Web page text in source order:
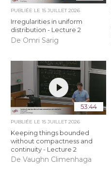
PUBLIÉE LE15 JUILLET 2026
Irregularities in uniform
distribution - Lecture 2
De Omri Sarig
53:44
PUBLIÉE LE15 JUILLET 2026
Keeping things bounded
without compactness and
continuity - Lecture 2
De Vaughn Climenhaga